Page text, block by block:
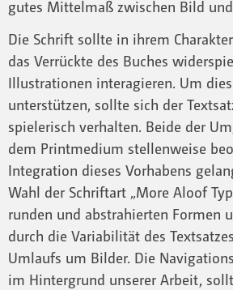
gutes Mittelmaß zwischen Bild
Die Schrift sollte in ihrem
das Verrückte des Buches
Illustrationen interagieren. Um
unterstützen, sollte sich der
spielerisch verhalten. Beide der
dem Printmedium stellenweise
Integration dieses Vorhabens
Wahl der Schriftart „More Aloof
runden und abstrahierten Formen
durch die Variabilität des
Umlaufs um Bilder. Die
im Hintergrund unserer Arbeit,